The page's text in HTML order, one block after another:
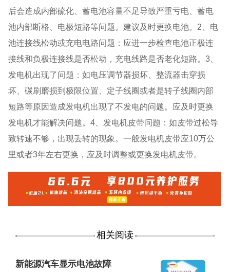
后会造成内部硫化、蓄电池容量不足导致严重亏电、蓄电
池内部断格、电极短路等问题。建议及时更换电池。2、电
池连接线松动或充电电路问题：应进一步检查电池正极连
接线和负极连接线是否松动，充电线路是否老化短路。3、
发电机出现了问题：如电压调节器损坏、整流器击穿损
坏、碳刷磨损到极限位置、定子线圈或者是转子线圈内部
短路等原因造成发电机出现了不发电的问题。应及时更换
发电机才能解决问题。4、发电机皮带问题：如皮带过松导
致转速不够，出现丢转的现象。一般发电机皮带应10万公
里或者3年左右更换，应及时调整或更换发电机皮带。
相关阅读
新能源汽车显示电池故障